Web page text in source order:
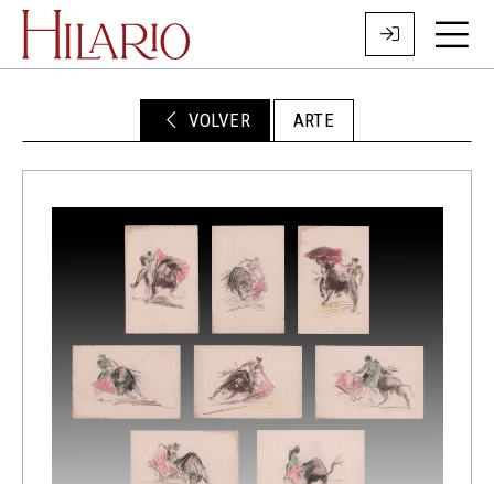
VOLVER ARTE